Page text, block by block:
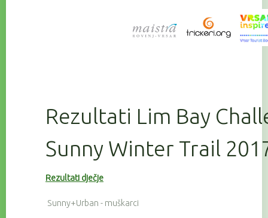
Rezultati Lim Bay
Sunny Winter Trail
Rezultati dječje
Sunny+Urban - muškarci